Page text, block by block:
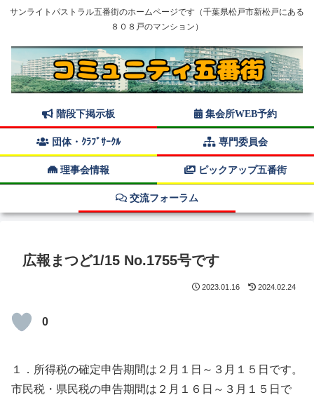
サンライトパストラル五番街のホームページです（千葉県松戸市新松戸にある
８０８戸のマンション）
階段下掲示板 集会所WEB予約
団体・ｸﾗﾌﾞｻｰｸﾙ 専門委員会
理事会情報 ピックアップ五番街
交流フォーラム
広報まつど1/15 No.1755号です
2023.01.16 2024.02.24
0
１．所得税の確定申告期間は２月１日～３月１５日です。
市民税・県民税の申告期間は２月１６日～３月１５日で